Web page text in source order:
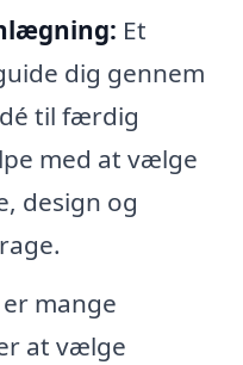
Et
dig gennem
til færdig
med at vælge
design og
mange
at vælge